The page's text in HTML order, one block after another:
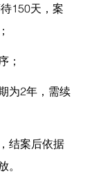
150天，案
；
为2年，需续
结案后依据
。